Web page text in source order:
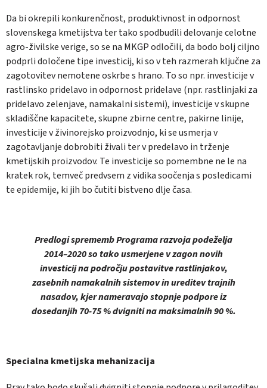
Da bi okrepili konkurenčnost, produktivnost in odpornost
slovenskega kmetijstva ter tako spodbudili delovanje celotne
agro-živilske verige, so se na MKGP odločili, da bodo bolj ciljno
podprli določene tipe investicij, ki so v teh razmerah ključne za
zagotovitev nemotene oskrbe s hrano. To so npr. investicije v
rastlinsko pridelavo in odpornost pridelave (npr. rastlinjaki za
pridelavo zelenjave, namakalni sistemi), investicije v skupne
skladiščne kapacitete, skupne zbirne centre, pakirne linije,
investicije v živinorejsko proizvodnjo, ki se usmerja v
zagotavljanje dobrobiti živali ter v predelavo in trženje
kmetijskih proizvodov. Te investicije so pomembne ne le na
kratek rok, temveč predvsem z vidika soočenja s posledicami
te epidemije, ki jih bo čutiti bistveno dlje časa.
Predlogi sprememb Programa razvoja podeželja
2014–2020 so tako usmerjene v zagon novih
investicij na področju postavitve rastlinjakov,
zasebnih namakalnih sistemov in ureditev trajnih
nasadov, kjer nameravajo stopnje podpore iz
dosedanjih 70-75 % dvigniti na maksimalnih 90 %.
Specialna kmetijska mehanizacija